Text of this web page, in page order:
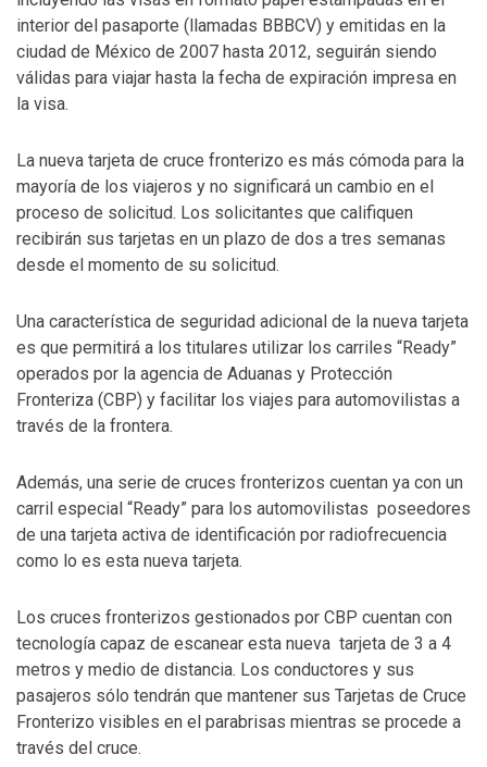
interior del pasaporte (llamadas BBBCV) y emitidas en la
ciudad de México de 2007 hasta 2012, seguirán siendo
válidas para viajar hasta la fecha de expiración impresa en
la visa.
La nueva tarjeta de cruce fronterizo es más cómoda para la
mayoría de los viajeros y no significará un cambio en el
proceso de solicitud. Los solicitantes que califiquen
recibirán sus tarjetas en un plazo de dos a tres semanas
desde el momento de su solicitud.
Una característica de seguridad adicional de la nueva tarjeta
es que permitirá a los titulares utilizar los carriles “Ready”
operados por la agencia de Aduanas y Protección
Fronteriza (CBP) y facilitar los viajes para automovilistas a
través de la frontera.
Además, una serie de cruces fronterizos cuentan ya con un
carril especial “Ready” para los automovilistas poseedores
de una tarjeta activa de identificación por radiofrecuencia
como lo es esta nueva tarjeta.
Los cruces fronterizos gestionados por CBP cuentan con
tecnología capaz de escanear esta nueva tarjeta de 3 a 4
metros y medio de distancia. Los conductores y sus
pasajeros sólo tendrán que mantener sus Tarjetas de Cruce
Fronterizo visibles en el parabrisas mientras se procede a
través del cruce.